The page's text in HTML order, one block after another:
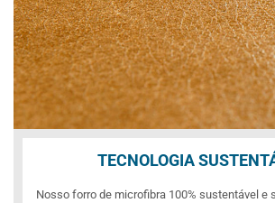
TECNOLOGIA
Nosso forro de microfibra 100% sustentável e